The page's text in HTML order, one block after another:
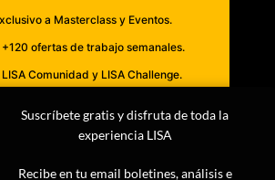
a Masterclass y Eventos.
ofertas de trabajo semanales.
Comunidad y LISA Challenge.
Suscribirme
Suscríbete gratis y disfruta de toda la
experiencia LISA
Recibe en tu email boletines, análisis e